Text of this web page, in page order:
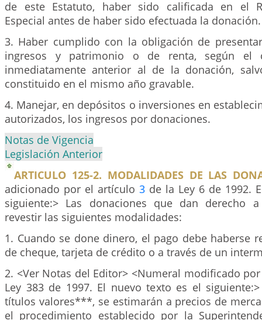
de este Estatuto, haber sido calificada en el
Especial antes de haber sido efectuada la donación.
3. Haber cumplido con la obligación de
ingresos y patrimonio o de renta, según el
inmediatamente anterior al de la donación,
constituido en el mismo año gravable.
4. Manejar, en depósitos o inversiones en
autorizados, los ingresos por donaciones.
Notas de Vigencia
Legislación Anterior
ARTICULO 125-2. MODALIDADES DE LAS
adicionado por el artículo 3 de la Ley 6 de 1992.
siguiente:> Las donaciones que dan derecho
revestir las siguientes modalidades:
1. Cuando se done dinero, el pago debe haberse
de cheque, tarjeta de crédito o a través de un
2. <Ver Notas del Editor> <Numeral modificado
Ley 383 de 1997. El nuevo texto es el
títulos valores***, se estimarán a precios de
el procedimiento establecido por la